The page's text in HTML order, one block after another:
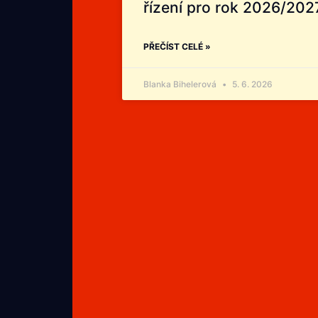
řízení pro rok 2026/
PŘEČÍST CELÉ »
Blanka Bihelerová 5. 6. 2026